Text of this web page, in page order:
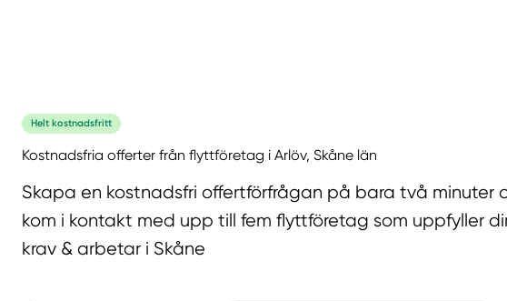
Helt kostnadsfritt
Kostnadsfria offerter från flyttföretag i Arlöv, Skåne län
Skapa en kostnadsfri offertförfrågan på bara två minuter
kom i kontakt med upp till fem flyttföretag som uppfyller
krav & arbetar i Skåne